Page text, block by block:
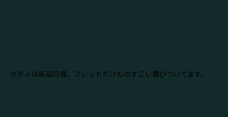
ボディは新品同様、フレットだけものすごい錆びついてます。